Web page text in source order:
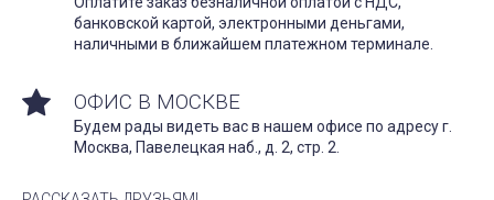
банковской картой, электронными деньгами,
наличными в ближайшем платежном терминале.
ОФИС В МОСКВЕ
Будем рады видеть вас в нашем офисе по адресу г.
Москва, Павелецкая наб., д. 2, стр. 2.